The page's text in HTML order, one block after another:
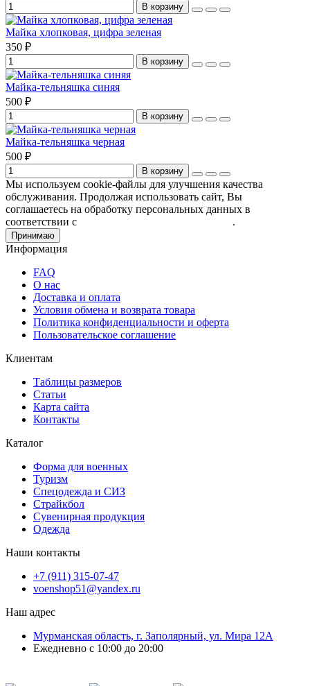
В корзину
Майка хлопковая, цифра зеленая
350 ₽
В корзину
Майка-тельняшка синяя
500 ₽
В корзину
Майка-тельняшка черная
500 ₽
В корзину
Мы используем cookie-файлы для улучшения качества
обслуживания. Продолжая использовать сайт, Вы
соглашаетесь на обработку персональных данных в
соответствии с
.
Принимаю
Информация
FAQ
О нас
Доставка и оплата
Условия обмена и возврата товара
Политика конфиденциальности и оферта
Пользовательское соглашение
Клиентам
Таблицы размеров
Статьи
Карта сайта
Контакты
Каталог
Форма для военных
Туризм
Спецодежда и СИЗ
Страйкбол
Сувенирная продукция
Одежда
Наши контакты
+7 (911) 315-07-47
voenshop51@yandex.ru
Наш адрес
Мурманская область, г. Заполярный, ул. Мира 12А
Ежедневно с 10:00 до 20:00